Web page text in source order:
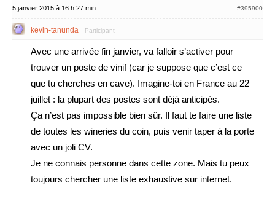
5 janvier 2015 à 16 h 27 min #395900
kevin-tanunda Participant
Avec une arrivée fin janvier, va falloir s’activer pour
trouver un poste de vinif (car je suppose que c’est ce
que tu cherches en cave). Imagine-toi en France au 22
juillet : la plupart des postes sont déjà anticipés.
Ça n’est pas impossible bien sûr. Il faut te faire une liste
de toutes les wineries du coin, puis venir taper à la porte
avec un joli CV.
Je ne connais personne dans cette zone. Mais tu peux
toujours chercher une liste exhaustive sur internet.